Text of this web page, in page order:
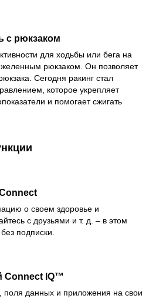
с рюкзаком
для ходьбы или бега на
рюкзаком. Он позволяет
Сегодня ракинг стал
которое укрепляет
и помогает сжигать
о своем здоровье и
с друзьями и т. д. – в этом
подписки.
Connect IQ™
поля данных и приложения на свои